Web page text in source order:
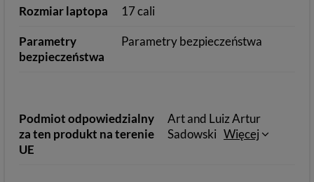
Rozmiar laptopa 17 cali
Parametry
bezpieczeństwa
Parametry bezpieczeństwa
Podmiot odpowiedzialny
za ten produkt na terenie
UE
Art and Luiz Artur
Sadowski Więcej